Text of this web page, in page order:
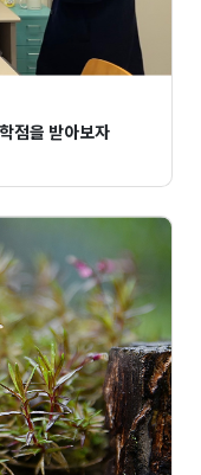
점을 받아보자